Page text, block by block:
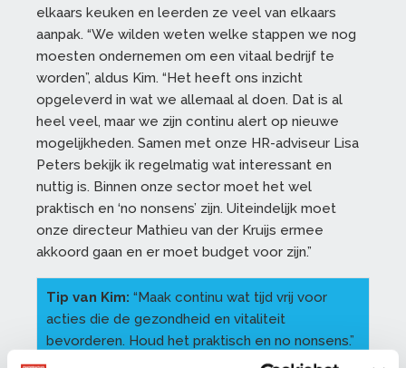
elkaars keuken en leerden ze veel van elkaars
aanpak. “We wilden weten welke stappen we nog
moesten ondernemen om een vitaal bedrijf te
worden”, aldus Kim. “Het heeft ons inzicht
opgeleverd in wat we allemaal al doen. Dat is al
heel veel, maar we zijn continu alert op nieuwe
mogelijkheden. Samen met onze HR-adviseur Lisa
Peters bekijk ik regelmatig wat interessant en
nuttig is. Binnen onze sector moet het wel
praktisch en ‘no nonsens’ zijn. Uiteindelijk moet
onze directeur Mathieu van der Kruijs ermee
akkoord gaan en er moet budget voor zijn.”
Tip van Kim: “Maak continu wat tijd vrij voor
acties die de gezondheid en vitaliteit
bevorderen. Houd het praktisch en no nonsens.”